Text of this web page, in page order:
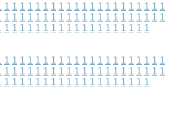
1 1 1 1 1 1 1 1 1 1 1 1 1 1 1 1 1 1 1 1 1
1 1 1 1 1 1 1 1 1 1 1 1 1 1 1 1 1 1 1 1 1
1 1 1 1 1 1 1 1 1 1 1 1 1 1 1 1 1 1 1
1 1 1 1 1 1 1 1 1 1 1 1 1 1 1 1 1 1 1 1 1
1 1 1 1 1 1 1 1 1 1 1 1 1 1 1 1 1 1 1 1 1
1 1 1 1 1 1 1 1 1 1 1 1 1 1 1 1 1 1 1